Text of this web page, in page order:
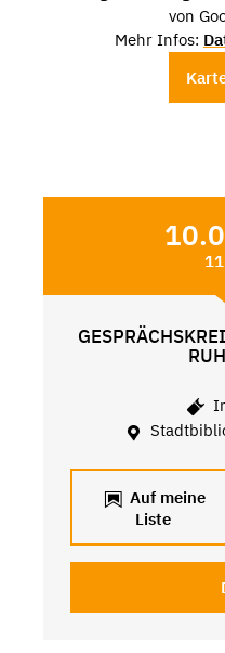
von
Mehr Infos:
Auf meine
Liste